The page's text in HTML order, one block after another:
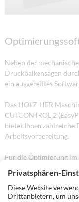
Neben der
Druckbalkensägen
ein ausgereiftes
Das HOLZ-HER
CUTCONTROL 2
bietet Ihnen zahlreiche
Arbeitsvorbereitung.
Für die Optimierung im
OPTI-Base - für den